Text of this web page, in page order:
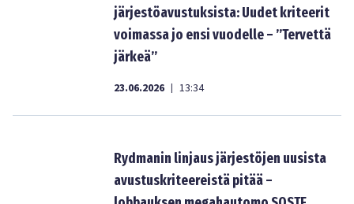
järjestöavustuksista: Uudet kriteerit
voimassa jo ensi vuodelle – ”Tervettä
järkeä”
23.06.2026 | 13:34
Rydmanin linjaus järjestöjen uusista
avustuskriteereistä pitää –